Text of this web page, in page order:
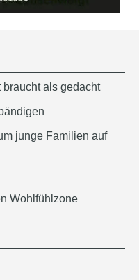
braucht als gedacht
junge Familien auf
Wohlfühlzone